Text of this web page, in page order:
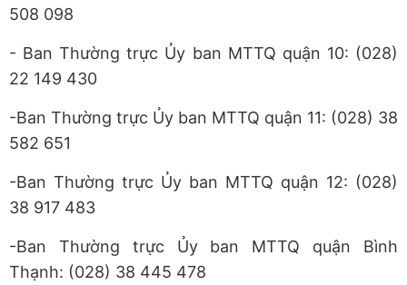
508 098
- Ban Thường trực Ủy ban MTTQ quận 10: (028)
22 149 430
-Ban Thường trực Ủy ban MTTQ quận 11: (028) 38
582 651
-Ban Thường trực Ủy ban MTTQ quận 12: (028)
38 917 483
-Ban Thường trực Ủy ban MTTQ quận Bình
Thạnh: (028) 38 445 478